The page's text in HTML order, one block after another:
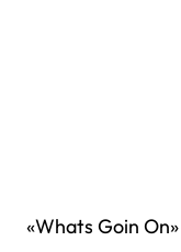
«Whats Goin On»